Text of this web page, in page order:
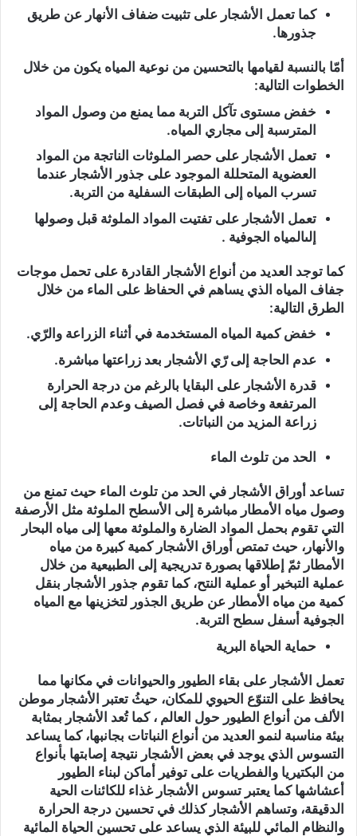
كما تعمل الأشجار على تثبيت ضفاف الأنهار عن طريق
جذورها.
أمّا بالنسبة لقيامها بالتحسين من نوعية المياه يكون من خلال
الخطوات التالية:
خفض مستوى تآكل التربة مما يمنع من وصول المواد
المترسبة إلى مجاري المياه.
تعمل الأشجار على حصر الملوثات الناتجة من المواد
العضوية المتحللة الموجود على جذور الأشجار عندما
تسرب المياه إلى الطبقات السفلية من التربة.
تعمل الأشجار على تفتيت المواد الملوثة قبل وصولها
إلىالمياه الجوفية .
كما توجد العديد من أنواع الأشجار القادرة على تحمل موجات
جفاف المياه الذي يساهم في الحفاظ على الماء من خلال
الطرق التالية:
خفض كمية المياه المستخدمة في أثناء الزراعة والرّي.
عدم الحاجة إلى رّي الأشجار بعد زراعتها مباشرة.
قدرة الأشجار على البقايا بالرغم من درجة الحرارة
المرتفعة وخاصة في فصل الصيف وعدم الحاجة إلى
زراعة المزيد من النباتات.
الحد من تلوث الماء
تساعد أوراق الأشجار في الحد من تلوث الماء حيث تمنع من
وصول مياه الأمطار مباشرة إلى الأسطح الملوثة مثل الأرصفة
التي تقوم بحمل المواد الضارة والملوثة معها إلى مياه البحار
والأنهار، حيث تمتص أوراق الأشجار كمية كبيرة من مياه
الأمطار ثمّ إطلاقها بصورة تدريجية إلى الطبيعية من خلال
عملية التبخير أو عملية النتح، كما تقوم جذور الأشجار بنقل
كمية من مياه الأمطار عن طريق الجذور لتخزينها مع المياه
الجوفية أسفل سطح التربة.
حماية الحياة البرية
تعمل الأشجار على بقاء الطيور والحيوانات في مكانها مما
يحافظ على التنوّع الحيوي للمكان، حيثُ تعتبر الأشجار موطن
الألف من أنواع الطيور حول العالم ، كما تُعد الأشجار بمثابة
بيئة مناسبة لنمو العديد من أنواع النباتات بجانبها، كما يساعد
التسوس الذي يوجد في بعض الأشجار نتيجة إصابتها بأنواع
من البكتيريا والفطريات على توفير أماكن لبناء الطيور
أعشاشها كما يعتبر تسوس الأشجار غذاء للكائنات الحية
الدقيقة، وتساهم الأشجار كذلك في تحسين درجة الحرارة
والنظام المائي للبيئة الذي يساعد على تحسين الحياة المائية